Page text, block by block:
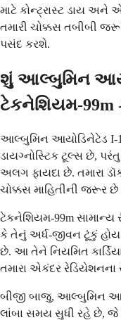
માટે કોન્ટ્રાસ્ટ ડાય અને
તમારી ચોક્કસ તબીબી
પસંદ કરશે.
શું આલ્બુમિન
ટેકનેશિયમ-99m
આલ્બુમિન આયોડિનેટેડ I-
ડાયગ્નોસ્ટિક ટૂલ્સ છે,
અલગ ફાયદા છે. તમારા
ચોક્કસ માહિતીની જરૂર
ટેકનેશિયમ-99m સામાન્ય
કે તેનું અર્ધ-જીવન ટૂંકું હોય
છે. આ તેને નિયમિત
તમારા એકંદર રેડિયેશનના
બીજી બાજુ, આલ્બુમિન
લાંબા સમય સુધી રહે છે, જે